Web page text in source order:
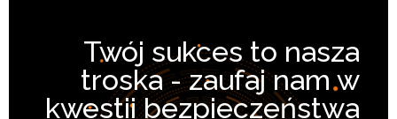
Twój sukces to nasza
troska - zaufaj nam w
kwestii bezpieczeństwa